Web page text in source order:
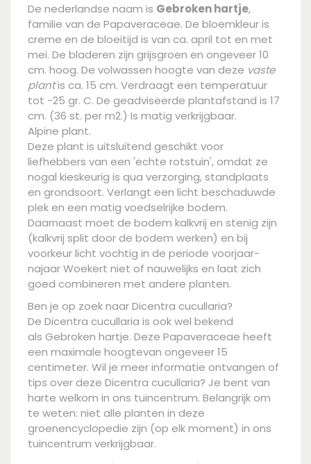
De nederlandse naam is Gebroken hartje,
familie van de Papaveraceae. De bloemkleur is
creme en de bloeitijd is van ca. april tot en met
mei. De bladeren zijn grijsgroen en ongeveer 10
cm. hoog. De volwassen hoogte van deze vaste
plantis ca. 15 cm. Verdraagt een temperatuur
tot -25 gr. C. De geadviseerde plantafstand is 17
cm. (36 st. per m2.) Is matig verkrijgbaar.
Alpine plant.
Deze plant is uitsluitend geschikt voor
liefhebbers van een 'echte rotstuin', omdat ze
nogal kieskeurig is qua verzorging, standplaats
en grondsoort. Verlangt een licht beschaduwde
plek en een matig voedselrijke bodem.
Daarnaast moet de bodem kalkvrij en stenig zijn
(kalkvrij split door de bodem werken) en bij
voorkeur licht vochtig in de periode voorjaar-
najaar Woekert niet of nauwelijks en laat zich
goed combineren met andere planten.
Ben je op zoek naar Dicentra cucullaria?
De Dicentra cucullaria is ook wel bekend
als Gebroken hartje. Deze Papaveraceae heeft
een maximale hoogtevan ongeveer 15
centimeter. Wil je meer informatie ontvangen of
tips over deze Dicentra cucullaria? Je bent van
harte welkom in ons tuincentrum. Belangrijk om
te weten: niet alle planten in deze
groenencyclopedie zijn (op elk moment) in ons
tuincentrum verkrijgbaar.